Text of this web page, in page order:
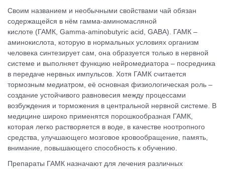
Своим названием и необычными свойствами чай обязан
содержащейся в нём гамма-аминомасляной
кислоте (ГАМК, Gamma-aminobutyric acid, GABA). ГАМК –
аминокислота, которую в нормальных условиях организм
человека синтезирует сам, она образуется только в нервной
системе и выполняет функцию нейромедиатора – посредника
в передаче нервных импульсов. Хотя ГАМК считается
тормозным медиатром, её основная физиологическая роль –
создание устойчивого равновесия между процессами
возбуждения и торможения в центральной нервной системе. В
медицине широко применятся порошкообразная ГАМК,
которая легко растворяется в воде, в качестве ноотропного
средства, улучшающего мозговое кровообращение, память,
внимание, повышающего способность к обучению.
Препараты ГАМК назначают для лечения различных